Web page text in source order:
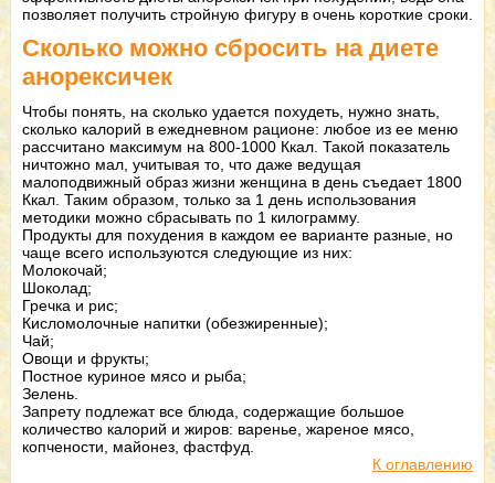
позволяет получить стройную фигуру в очень короткие сроки.
Сколько можно сбросить на диете
анорексичек
Чтобы понять, на сколько удается похудеть, нужно знать,
сколько калорий в ежедневном рационе: любое из ее меню
рассчитано максимум на 800-1000 Ккал. Такой показатель
ничтожно мал, учитывая то, что даже ведущая
малоподвижный образ жизни женщина в день съедает 1800
Ккал. Таким образом, только за 1 день использования
методики можно сбрасывать по 1 килограмму.
Продукты для похудения в каждом ее варианте разные, но
чаще всего используются следующие из них:
Молокочай;
Шоколад;
Гречка и рис;
Кисломолочные напитки (обезжиренные);
Чай;
Овощи и фрукты;
Постное куриное мясо и рыба;
Зелень.
Запрету подлежат все блюда, содержащие большое
количество калорий и жиров: варенье, жареное мясо,
копчености, майонез, фастфуд.
К оглавлению